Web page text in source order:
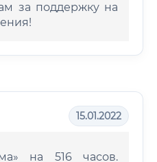
за поддержку на
15.01.2022
на 516 часов.